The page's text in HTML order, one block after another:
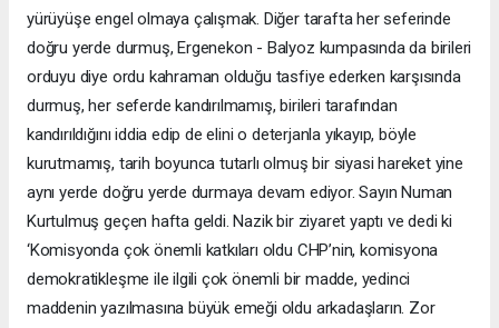
yürüyüşe engel olmaya çalışmak. Diğer tarafta her seferinde
doğru yerde durmuş, Ergenekon - Balyoz kumpasında da birileri
orduyu diye ordu kahraman olduğu tasfiye ederken karşısında
durmuş, her seferde kandırılmamış, birileri tarafından
kandırıldığını iddia edip de elini o deterjanla yıkayıp, böyle
kurutmamış, tarih boyunca tutarlı olmuş bir siyasi hareket yine
aynı yerde doğru yerde durmaya devam ediyor. Sayın Numan
Kurtulmuş geçen hafta geldi. Nazik bir ziyaret yaptı ve dedi ki
‘Komisyonda çok önemli katkıları oldu CHP’nin, komisyona
demokratikleşme ile ilgili çok önemli bir madde, yedinci
maddenin yazılmasına büyük emeği oldu arkadaşların. Zor